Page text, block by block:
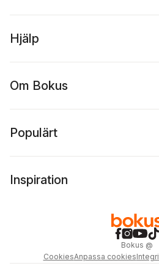
Hjälp
Om Bokus
Populärt
Inspiration
Bokus @
CookiesAnpassa cookies